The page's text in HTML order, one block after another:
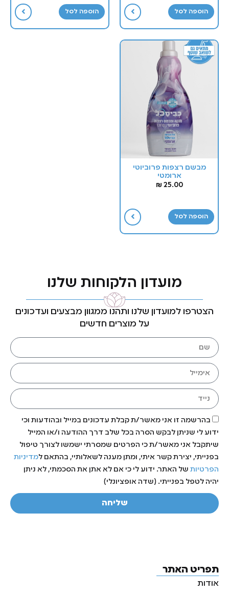
הוספה לסל הוספה לסל
מבשם רצפות פרוביוטי
ארומטי
25.00
₪
הוספה לסל
מועדון הלקוחות שלנו
הצטרפו למועדון שלנו ותהנו ממגוון מבצעים ועדכונים
על מוצרים חדשים
בהרשמה זו אני מאשר/ת קבלת עדכונים במייל ובהודעות וכי
ידוע לי שניתן לבקש הסרה בכל שלב דרך ההודעה ו/או המייל
שיתקבל אני מאשר/ת כי הפרטים שמסרתי ישמשו לצורך טיפול
בפנייתי, יצירת קשר איתי, ומתן מענה לשאלותיי, בהתאם למדיניות
הפרטיות של האתר. ידוע לי כי אם לא אתן את הסכמתי, לא ניתן
יהיה לטפל בפנייתי. (שדה אופציונלי)
שליחה
תפריט האתר
אודות